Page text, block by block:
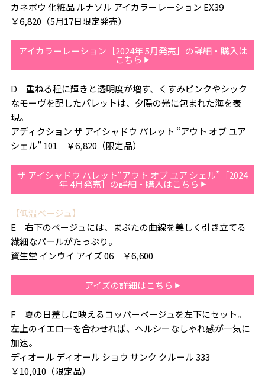
カネボウ 化粧品 ルナソル アイカラーレーション EX39
￥6,820（5月17日限定発売）
アイカラーレーション［2024年 5月発売］の詳細・購入は
こちら
D 重ねる程に輝きと透明度が増す、くすみピンクやシック
なモーヴを配したパレットは、夕陽の光に包まれた海を表
現。
アディクション ザ アイシャドウ パレット “アウト オブ ユア
シェル” 101 ￥6,820（限定品）
ザ アイシャドウ パレット“アウト オブ ユア シェル”［2024
年 4月発売］の詳細・購入はこちら
【低温ベージュ】
E 右下のベージュには、まぶたの曲線を美しく引き立てる
繊細なパールがたっぷり。
資生堂 インウイ アイズ 06 ￥6,600
アイズの詳細はこちら
F 夏の日差しに映えるコッパーベージュを左下にセット。
左上のイエローを合わせれば、ヘルシーなしゃれ感が一気に
加速。
ディオール ディオール ショウ サンク クルール 333
￥10,010（限定品）